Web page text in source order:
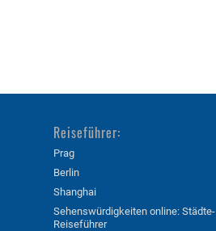
Reiseführer:
Prag
Berlin
Shanghai
Sehenswürdigkeiten online: Städte-
Reiseführer